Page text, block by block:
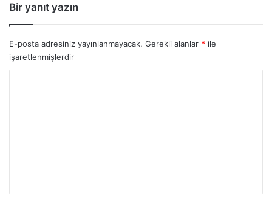
Bir yanıt yazın
E-posta adresiniz yayınlanmayacak. Gerekli alanlar * ile
işaretlenmişlerdir